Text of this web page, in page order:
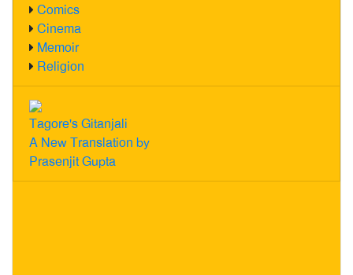
Comics
Cinema
Memoir
Religion
Tagore's Gitanjali
A New Translation by
Prasenjit Gupta